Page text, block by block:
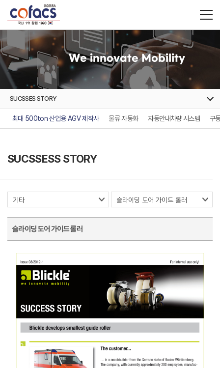
We innovate Mobility
SUCSSES STORY
최대 500ton 산업용 AGV 제작사 물류 자동화 자동안내차량 시스템 구
SUCSSESS STORY
슬라이딩 도어 가이드 롤러